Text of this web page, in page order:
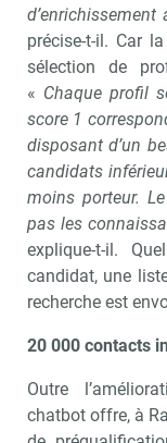
précise-t-il. Car
sélection de
« Chaque profil
score 1
disposant d’un
candidats
moins porteur.
pas les
explique-t-il.
candidat, une
recherche est
20 000 contacts
Outre
chatbot offre, à